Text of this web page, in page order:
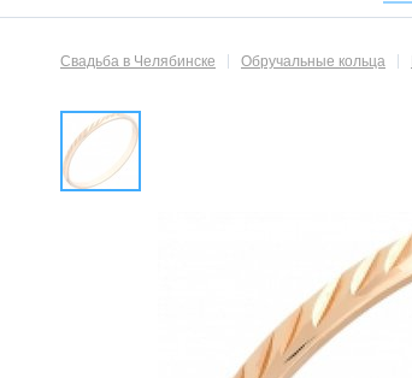
Свадьба в Челябинске Обручальные кольца